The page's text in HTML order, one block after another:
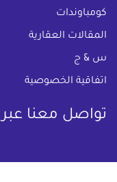
كومباوندات
المقالات العقارية
س & ج
اتفاقية الخصوصية
تواصل معنا عبر